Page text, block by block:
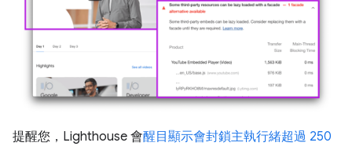
提醒您，Lighthouse 會醒目顯示會封鎖主執行緒超過 250